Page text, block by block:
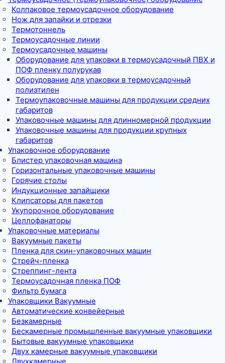
Колпаковое термоусадочное оборудование
Нож для запайки и отрезки
Термотоннель
Термоусадочные линии
Термоусадочные машины
Оборудование для упаковки в термоусадочный ПВХ и
ПОФ пленку полурукав
Оборудование для упаковки в термоусадочный
полиэтилен
Термоупаковочные машины для продукции средних
габаритов
Упаковочные машины для длинномерной продукции
Упаковочные машины для продукции крупных
габаритов
Упаковочное оборудование
Блистер упаковочная машина
Горизонтальные упаковочные машины
Горячие столы
Индукционные запайщики
Клипсаторы для пакетов
Укупорочное оборудование
Целлофанаторы
Упаковочные материалы
Вакуумные пакеты
Пленка для скин-упаковочных машин
Стрейч-пленка
Стреппинг-лента
Термоусадочная пленка ПОФ
Фильтр бумага
Упаковщики Вакуумные
Автоматические конвейерные
Безкамерные
Бескамерные промышленные вакуумные упаковщики
Бытовые вакуумные упаковщики
Двух камерные вакуумные упаковщики